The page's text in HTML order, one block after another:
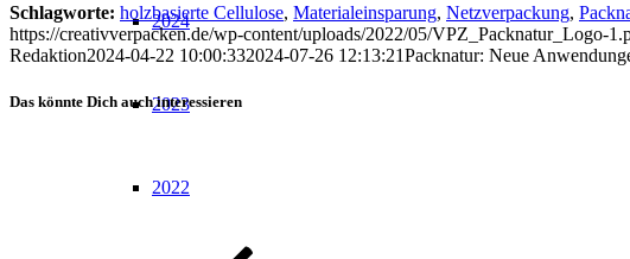
2024
2023
2022
Schlagworte: holzbasierte Cellulose, Materialeinsparung, Netzverpackung,
https://creativverpacken.de/wp-content/uploads/2022/05/VPZ_Packnatur_Logo-
Redaktion2024-04-22 10:00:332024-07-26 12:13:21Packnatur: Neue
Das könnte Dich auch interessieren